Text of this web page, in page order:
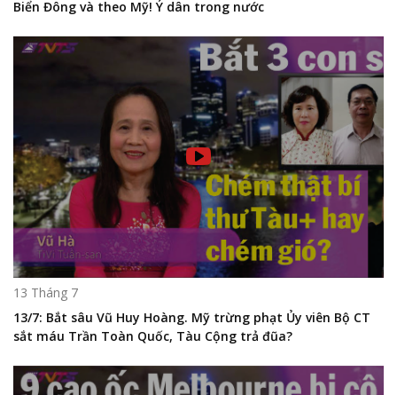
Biển Đông và theo Mỹ! Ý dân trong nước
13 Tháng 7
13/7: Bắt sâu Vũ Huy Hoàng. Mỹ trừng phạt Ủy viên Bộ CT
sắt máu Trần Toàn Quốc, Tàu Cộng trả đũa?